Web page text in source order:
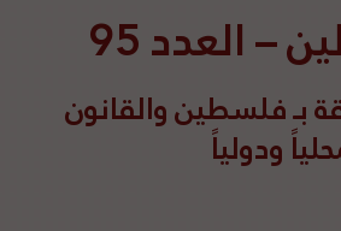
العدد 95
بـ فلسطين والقانون
ودولياً